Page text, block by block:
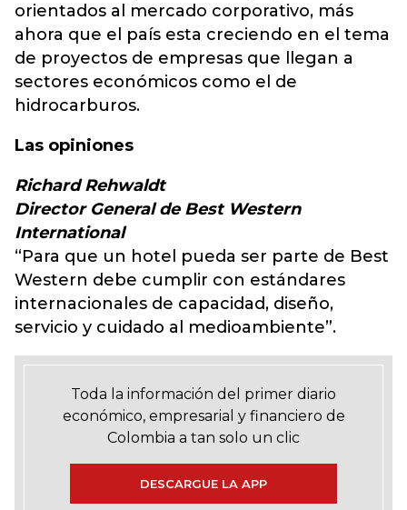
orientados al mercado corporativo, más
ahora que el país esta creciendo en el tema
de proyectos de empresas que llegan a
sectores económicos como el de
hidrocarburos.
Las opiniones
Richard Rehwaldt
Director General de Best Western
International
“Para que un hotel pueda ser parte de Best
Western debe cumplir con estándares
internacionales de capacidad, diseño,
servicio y cuidado al medioambiente”.
Toda la información del primer diario
económico, empresarial y financiero de
Colombia a tan solo un clic
DESCARGUE LA APP